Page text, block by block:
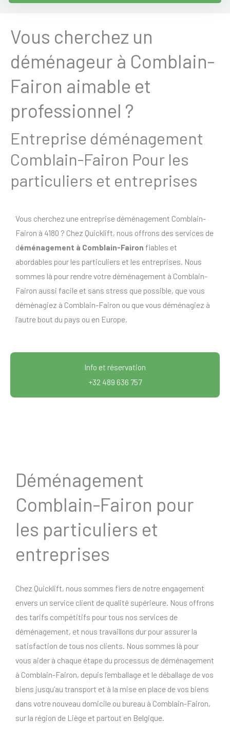
Vous cherchez un
déménageur à Comblain-
Fairon aimable et
professionnel ?
Entreprise déménagement
Comblain-Fairon Pour les
particuliers et entreprises
Vous cherchez une entreprise déménagement Comblain-
Fairon à 4180 ? Chez Quicklift, nous offrons des services de
déménagement à Comblain-Fairon fiables et
abordables pour les particuliers et les entreprises. Nous
sommes là pour rendre votre déménagement à Comblain-
Fairon aussi facile et sans stress que possible, que vous
déménagiez à Comblain-Fairon ou que vous déménagiez à
l’autre bout du pays ou en Europe.
Info et réservation
+32 489 636 757
Déménagement
Comblain-Fairon pour
les particuliers et
entreprises
Chez Quicklift, nous sommes fiers de notre engagement
envers un service client de qualité supérieure. Nous offrons
des tarifs compétitifs pour tous nos services de
déménagement, et nous travaillons dur pour assurer la
satisfaction de tous nos clients. Nous sommes là pour
vous aider à chaque étape du processus de déménagement
à Comblain-Fairon, depuis l’emballage et le déballage de vos
biens jusqu’au transport et à la mise en place de vos biens
dans votre nouveau domicile ou bureau à Comblain-Fairon,
sur la région de Liège et partout en Belgique.